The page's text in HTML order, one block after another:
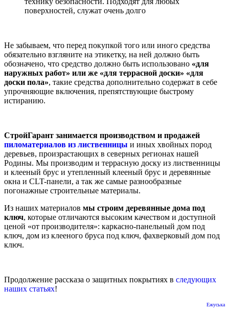
поверхностей, служат очень долго
Не забываем, что перед покупкой того или иного средства
обязательно взгляните на этикетку, на ней должно быть
обозначено, что средство должно быть использовано «для
наружных работ» или же «для террасной доски» «для
доски пола», такие средства дополнительно содержат в себе
упрочняющие включения, препятствующие быстрому
истиранию.
СтройГарант занимается производством и продажей
пиломатериалов из лиственницы и иных хвойных пород
деревьев, произрастающих в северных регионах нашей
Родины. Мы производим и террасную доску из лиственницы
и клееный брус и утепленный клееный брус и деревянные
окна и CLT-панели, а так же самые разнообразные
погонажные строительные материалы.
Из наших материалов мы строим деревянные дома под
ключ, которые отличаются высоким качеством и доступной
ценой «от производителя»: каркасно-панельный дом под
ключ, дом из клееного бруса под ключ, фахверковый дом под
ключ.
Продолжение рассказа о защитных покрытиях в следующих
наших статьях!
Ежуська